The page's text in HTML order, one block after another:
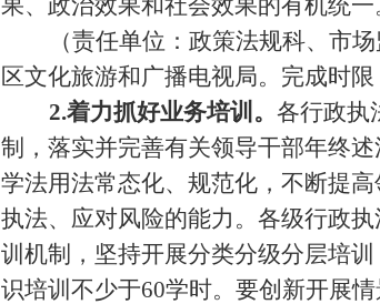
果、政治效果和社会效果的有机统一
（责任单位：政策法规科、市
区文化旅游和广播电视局。完成时限
2.着力抓好业务培训。 各行政执
制，落实并完善有关领导干部年终
学法用法常态化、规范化，不断提
执法、应对风险的能力。各级行政
训机制，坚持开展分类分级分层培
识培训不少于60学时。要创新开展